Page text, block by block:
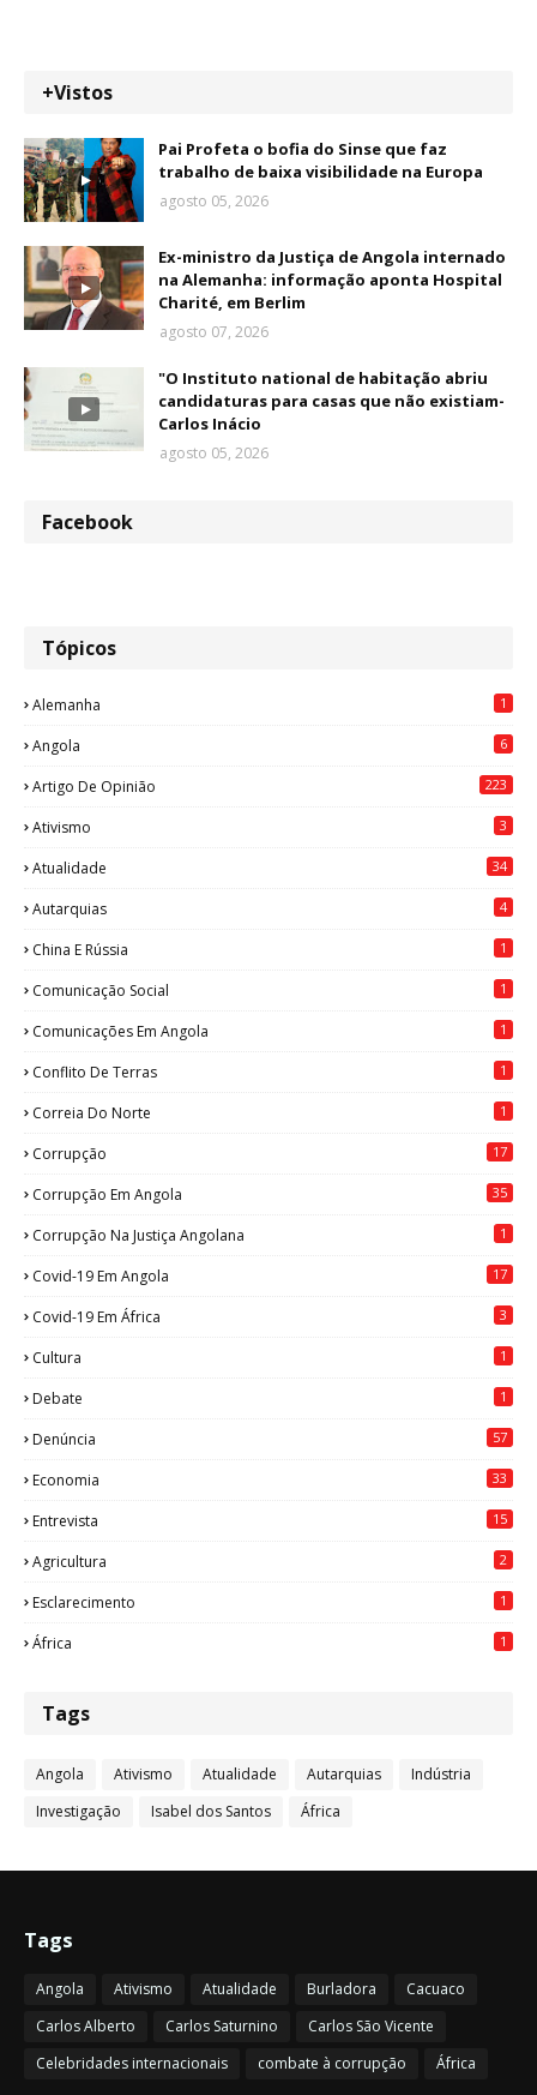
+Vistos
Pai Profeta o bofia do Sinse que faz
trabalho de baixa visibilidade na Europa
agosto 05, 2026
Ex-ministro da Justiça de Angola internado
na Alemanha: informação aponta Hospital
Charité, em Berlim
agosto 07, 2026
"O Instituto national de habitação abriu
candidaturas para casas que não existiam-
Carlos Inácio
agosto 05, 2026
Facebook
Tópicos
Alemanha 1
Angola 6
Artigo De Opinião 223
Ativismo 3
Atualidade 34
Autarquias 4
China E Rússia 1
Comunicação Social 1
Comunicações Em Angola 1
Conflito De Terras 1
Correia Do Norte 1
Corrupção 17
Corrupção Em Angola 35
Corrupção Na Justiça Angolana 1
Covid-19 Em Angola 17
Covid-19 Em África 3
Cultura 1
Debate 1
Denúncia 57
Economia 33
Entrevista 15
Agricultura 2
Esclarecimento 1
África 1
Tags
Angola Ativismo Atualidade Autarquias
Indústria
Investigação
Isabel dos Santos África
Tags
Angola Ativismo Atualidade Burladora
Cacuaco
Carlos Alberto
Carlos Saturnino
Carlos São Vicente
Celebridades internacionais
combate à corrupção África